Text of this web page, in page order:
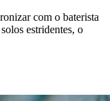
com o baterista
estridentes, o